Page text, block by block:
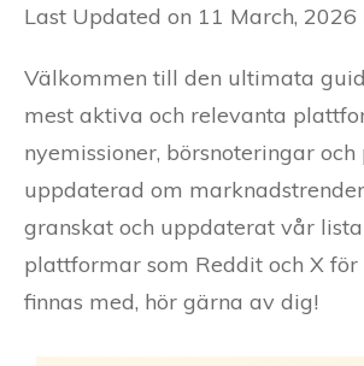
Last Updated on 11 March, 2026
Välkommen till den ultimata
mest aktiva och relevanta
nyemissioner, börsnoteringar
uppdaterad om
granskat och uppdaterat vår
plattformar som Reddit och X
finnas med, hör gärna av dig!